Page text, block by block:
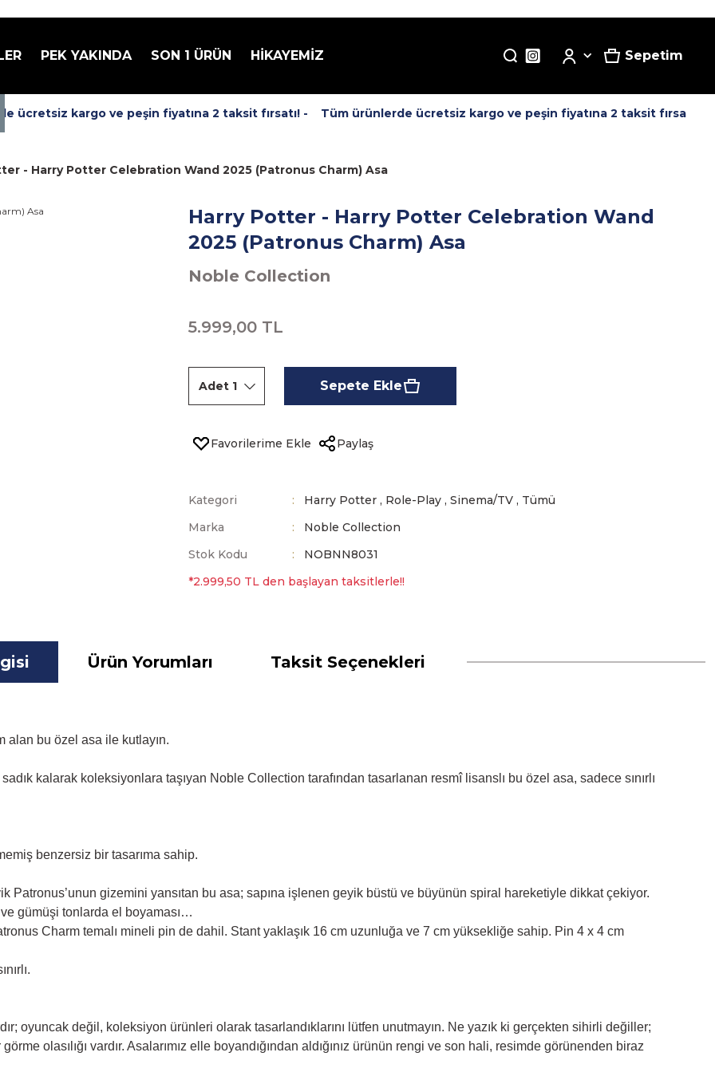
PEK YAKINDA SON 1 ÜRÜN HİKAYEMİZ Sepetim
kargo ve peşin fiyatına 2 taksit fırsatı! - Tüm ürünlerde ücretsiz kargo ve peşin fiyatına 2 taksit fırsatı! -
- Harry Potter Celebration Wand 2025 (Patronus Charm) Asa
Harry Potter - Harry Potter Celebration Wand
2025 (Patronus Charm) Asa
Noble Collection
5.999,00 TL
Sepete Ekle
Paylaş
Kategori Harry Potter , Role-Play , Sinema/TV , Tümü
Marka
Noble Collection
Stok Kodu
NOBNN8031
*2.999,50 TL den başlayan taksitlerle!!
Ürün Yorumları Taksit Seçenekleri
alan bu özel asa ile kutlayın.
kalarak koleksiyonlara taşıyan Noble Collection tarafından tasarlanan resmî lisanslı bu özel asa, sadece sınırlı
benzersiz bir tasarıma sahip.
Patronus’unun gizemini yansıtan bu asa; sapına işlenen geyik büstü ve büyünün spiral hareketiyle dikkat çekiyor.
gümüşi tonlarda el boyaması…
Charm temalı mineli pin de dahil. Stant yaklaşık 16 cm uzunluğa ve 7 cm yüksekliğe sahip. Pin 4 x 4 cm
oyuncak değil, koleksiyon ürünleri olarak tasarlandıklarını lütfen unutmayın. Ne yazık ki gerçekten sihirli değiller;
olasılığı vardır. Asalarımız elle boyandığından aldığınız ürünün rengi ve son hali, resimde görünenden biraz